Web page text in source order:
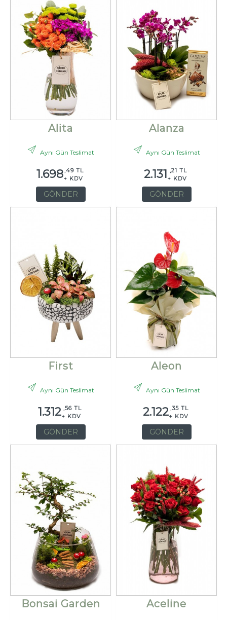
Alita
Aynı Gün Teslimat
1.698 ,49 TL
+ KDV
GÖNDER
Alanza
Aynı Gün Teslimat
2.131 ,21 TL
+ KDV
GÖNDER
First
Aynı Gün Teslimat
1.312 ,56 TL
+ KDV
GÖNDER
Aleon
Aynı Gün Teslimat
2.122 ,35 TL
+ KDV
GÖNDER
Bonsai Garden Aceline